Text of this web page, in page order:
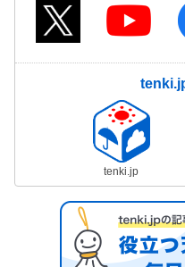
tenki.jp